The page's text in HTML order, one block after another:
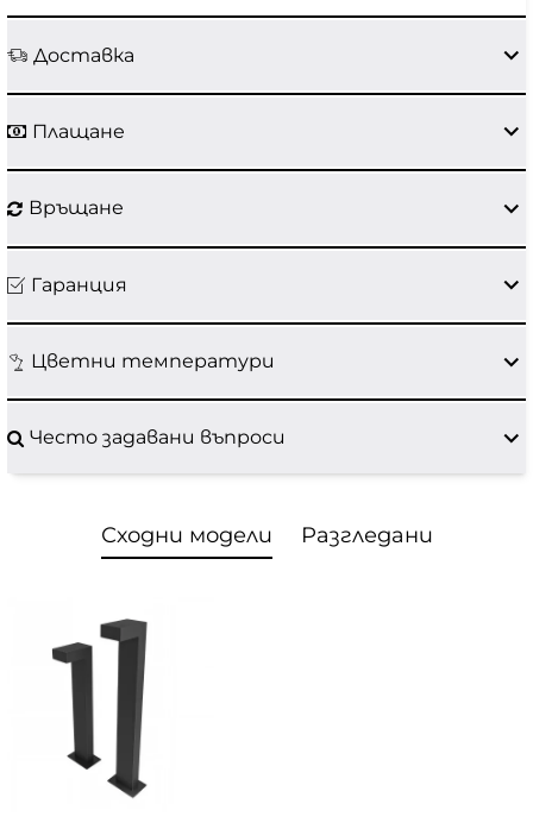
Доставка
Плащане
Връщане
Гаранция
Цветни температури
Често задавани въпроси
Сходни модели Разгледани